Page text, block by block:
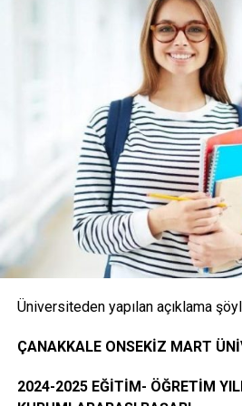
(Posta ile başvuru alınmayacaktır)
1- Merkezi Yerleştirme Puanı
(İnternet) Başvurusunda
İstenen Belgeler
Onaylı Not belgesi
öğrencinin ayrılacağı
dersleri ve bu derslerden
belge.( E-Devlet, Elektronik
Öğrencinin yerleştiği yıldaki
Üniversiteden yapılan açıklama
ÇANAKKALE ONSEKİZ MART
2024-2025 EĞİTİM- ÖĞRETİM